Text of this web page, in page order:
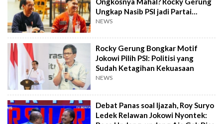
Ungkap Nasib PSI jadi Partai
Oligarki
NEWS
Rocky Gerung Bongkar Motif
Jokowi Pilih PSI: Politisi yang
Sudah Ketagihan Kekuasaan
NEWS
Debat Panas soal Ijazah, Roy Suryo
Ledek Relawan Jokowi Nyontek: